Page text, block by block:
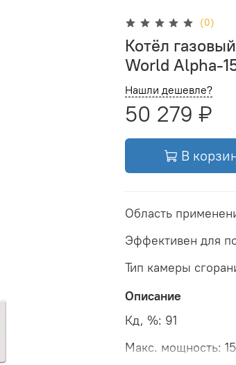
(0)
Котёл
World Alpha-
Нашли дешевле?
50 279 ₽
В
Область
Эффективен для
Тип камеры
Описание
Кд, %: 91
Макс. мощность: